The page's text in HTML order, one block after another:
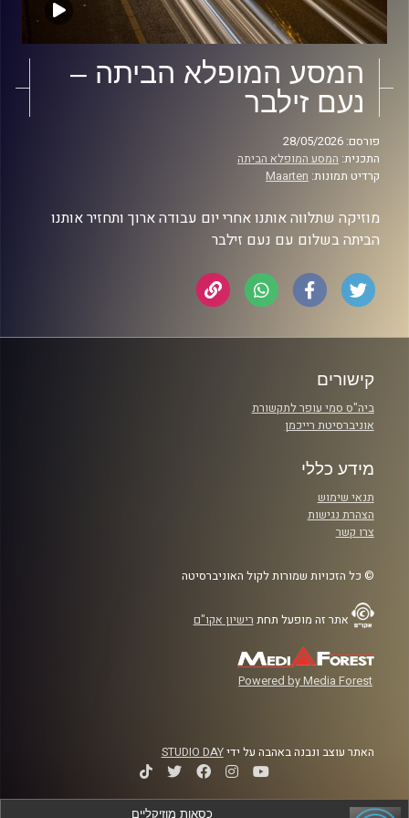
המסע המופלא הביתה –
נעם זילבר
פורסם: 28/05/2026
התכנית: המסע המופלא הביתה
קרדיט תמונות: Maarten
מוזיקה שתלווה אותנו אחרי יום עבודה ארוך ותחזיר אותנו
הביתה בשלום עם נעם זילבר
קישורים
ביה"ס סמי עופר לתקשורת
אוניברסיטת רייכמן
מידע כללי
תנאי שימוש
הצהרת נגישות
צרו קשר
© כל הזכויות שמורות לקול האוניברסיטה
אתר זה מופעל תחת רישיון אקו"ם
Powered by Media Forest
האתר עוצב ונבנה באהבה על ידיSTUDIO DAY
כסאות מוזיקליים